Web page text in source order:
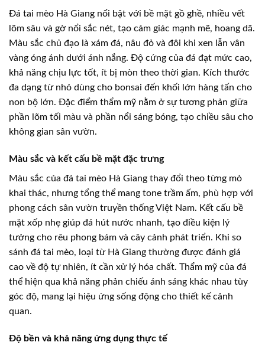
Đá tai mèo Hà Giang nổi bật với bề mặt gồ ghề, nhiều vết
lõm sâu và gờ nổi sắc nét, tạo cảm giác mạnh mẽ, hoang dã.
Màu sắc chủ đạo là xám đá, nâu đỏ và đôi khi xen lẫn vân
vàng óng ánh dưới ánh nắng. Độ cứng của đá đạt mức cao,
khả năng chịu lực tốt, ít bị mòn theo thời gian. Kích thước
đa dạng từ nhỏ dùng cho bonsai đến khối lớn hàng tấn cho
non bộ lớn. Đặc điểm thẩm mỹ nằm ở sự tương phản giữa
phần lõm tối màu và phần nổi sáng bóng, tạo chiều sâu cho
không gian sân vườn.
Màu sắc và kết cấu bề mặt đặc trưng
Màu sắc của đá tai mèo Hà Giang thay đổi theo từng mỏ
khai thác, nhưng tổng thể mang tone trầm ấm, phù hợp với
phong cách sân vườn truyền thống Việt Nam. Kết cấu bề
mặt xốp nhẹ giúp đá hút nước nhanh, tạo điều kiện lý
tưởng cho rêu phong bám và cây cảnh phát triển. Khi so
sánh đá tai mèo, loại từ Hà Giang thường được đánh giá
cao về độ tự nhiên, ít cần xử lý hóa chất. Thẩm mỹ của đá
thể hiện qua khả năng phản chiếu ánh sáng khác nhau tùy
góc độ, mang lại hiệu ứng sống động cho thiết kế cảnh
quan.
Độ bền và khả năng ứng dụng thực tế